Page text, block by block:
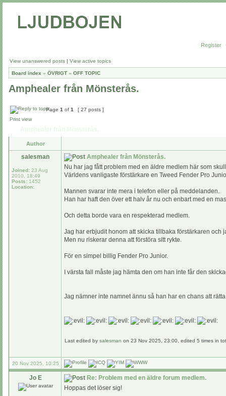
Register
View unanswered posts | View active topics
Board index » ÖVRIGT » OFF TOPIC
Amphealer från Mönsterås.
Page 1 of 1
[ 27 posts ]
Print view
Author
salesman
Joined: 23 Aug
2010, 18:49
Posts: 1452
Location:
Amphealer från Mönsterås.
Nu har jag fått problem med en äldre medlem här som
Världens vanligaste förstärkare en Tweed Fender Pro
Mannen svarar inte mera i telefon eller på meddelanden.
Han har haft den över ett halv år nu och enbart med en
Och detta borde vara en respekterad medlem.
Jag har erbjudit honom att skicka tillbaka förstärkaren och
Men nu riskerar denna att förstöra sitt rykte.
För en simpel billig Fender Pro Junior.
I värsta fall måste jag hämta den om han inte får den
Jag nämner inte namnet ännu så han har en chans att
Last edited by salesman on 23 Nov 2025, 23:00, edited 5 times in
20 Nov 2025, 10:25
Jo E
Re: Problem med en äldre forum medlem.
Hoppas det löser sig!